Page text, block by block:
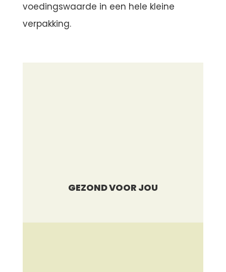
voedingswaarde in een hele kleine
verpakking.
GEZOND VOOR JOU